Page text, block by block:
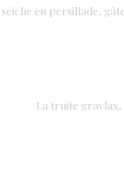
en persillade,
La truite gravlax,